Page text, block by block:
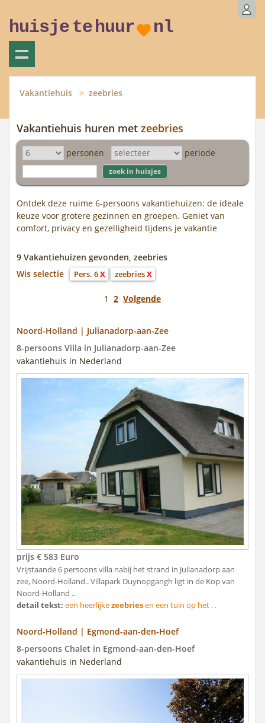
huisje tehuur nl
Vakantiehuis zeebries
Vakantiehuis huren met zeebries
personen periode
Ontdek deze ruime 6-persoons vakantiehuizen: de ideale
keuze voor grotere gezinnen en groepen. Geniet van
comfort, privacy en gezelligheid tijdens je vakantie
9 Vakantiehuizen gevonden, zeebries
Wis selectie
Pers. 6X zeebriesX
1 2 Volgende
Noord-Holland | Julianadorp-aan-Zee
8-persoons Villa in Julianadorp-aan-Zee
vakantiehuis in Nederland
prijs € 583 Euro
Vrijstaande 6 persoons villa nabij het strand in Julianadorp aan
zee, Noord-Holland.. Villapark Duynopgangh ligt in de Kop van
Noord-Holland ..
detail tekst: een heerlijkezeebriesen een tuin op het . .
Noord-Holland | Egmond-aan-den-Hoef
8-persoons Chalet in Egmond-aan-den-Hoef
vakantiehuis in Nederland